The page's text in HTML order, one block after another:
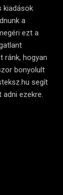
kiadások
a
ezt a
ránk, hogyan
bonyolult
segít
ezekre.